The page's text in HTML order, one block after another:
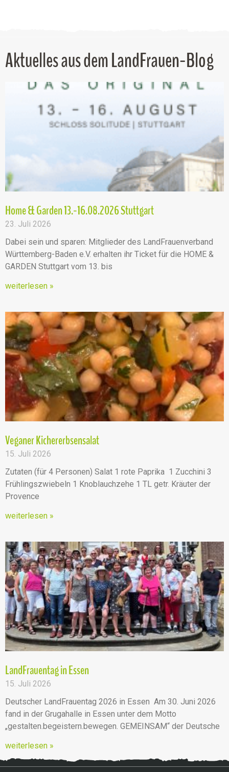
Aktuelles aus dem LandFrauen-Blog
Home & Garden 13.-16.08.2026 Stuttgart
23. Juli 2026
Dabei sein und sparen: Mitglieder des LandFrauenverband
Württemberg-Baden e.V. erhalten ihr Ticket für die HOME &
GARDEN Stuttgart vom 13. bis
weiterlesen »
Veganer Kichererbsensalat
15. Juli 2026
Zutaten (für 4 Personen) Salat 1 rote Paprika 1 Zucchini 3
Frühlingszwiebeln 1 Knoblauchzehe 1 TL getr. Kräuter der
Provence
weiterlesen »
LandFrauentag in Essen
15. Juli 2026
Deutscher LandFrauentag 2026 in Essen Am 30. Juni 2026
fand in der Grugahalle in Essen unter dem Motto
„gestalten.begeistern.bewegen. GEMEINSAM“ der Deutsche
weiterlesen »